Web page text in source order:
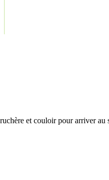
et couloir pour arriver au